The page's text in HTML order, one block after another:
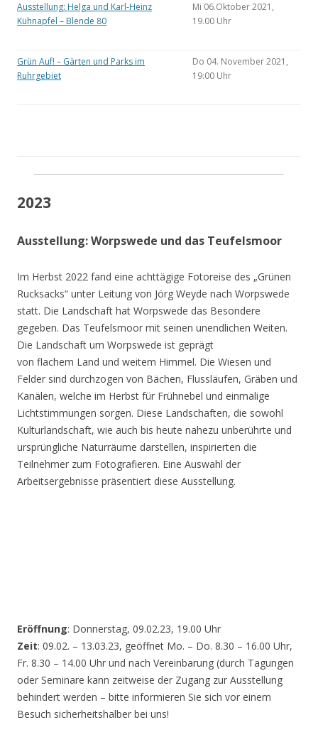
Ausstellung: Helga und Karl-Heinz
Kühnapfel – Blende 80
Mi 06.Oktober 2021,
19.00 Uhr
Grün Auf! – Gärten und Parks im
Ruhrgebiet
Do 04. November 2021,
19:00 Uhr
2023
Ausstellung: Worpswede und das Teufelsmoor
Im Herbst 2022 fand eine achttägige Fotoreise des „Grünen
Rucksacks“ unter Leitung von Jörg Weyde nach Worpswede
statt. Die Landschaft hat Worpswede das Besondere
gegeben. Das Teufelsmoor mit seinen unendlichen Weiten.
Die Landschaft um Worpswede ist geprägt
von flachem Land und weitem Himmel. Die Wiesen und
Felder sind durchzogen von Bächen, Flussläufen, Gräben und
Kanälen, welche im Herbst für Frühnebel und einmalige
Lichtstimmungen sorgen. Diese Landschaften, die sowohl
Kulturlandschaft, wie auch bis heute nahezu unberührte und
ursprüngliche Naturräume darstellen, inspirierten die
Teilnehmer zum Fotografieren. Eine Auswahl der
Arbeitsergebnisse präsentiert diese Ausstellung.
Eröffnung: Donnerstag, 09.02.23, 19.00 Uhr
Zeit: 09.02. – 13.03.23, geöffnet Mo. – Do. 8.30 – 16.00 Uhr,
Fr. 8.30 – 14.00 Uhr und nach Vereinbarung (durch Tagungen
oder Seminare kann zeitweise der Zugang zur Ausstellung
behindert werden – bitte informieren Sie sich vor einem
Besuch sicherheitshalber bei uns!